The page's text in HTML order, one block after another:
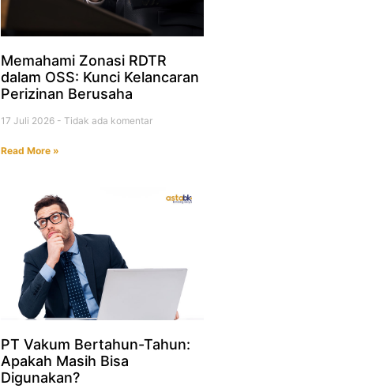
Memahami Zonasi RDTR
dalam OSS: Kunci Kelancaran
Perizinan Berusaha
17 Juli 2026 Tidak ada komentar
Read More »
PT Vakum Bertahun-Tahun:
Apakah Masih Bisa
Digunakan?